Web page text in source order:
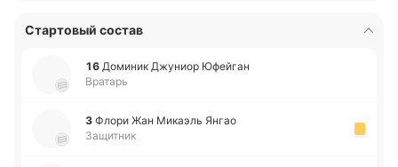
Стартовый состав
16 До­ми­ник Джу­ниор Юфей­ган
Вратарь
3 Флори Жан Ми­каэль Янгао
Защитник